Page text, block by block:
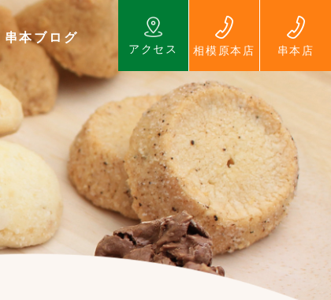
串本ブログ
アクセス 相模原本店 串本店